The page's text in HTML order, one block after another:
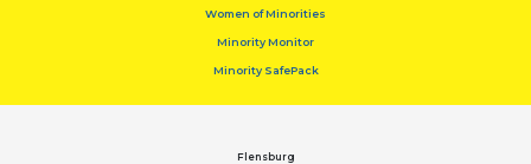
Women of Minorities
Minority Monitor
Minority SafePack
Flensburg